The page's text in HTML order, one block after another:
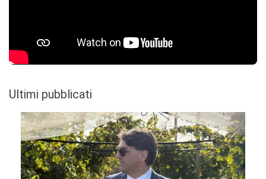
Ultimi pubblicati